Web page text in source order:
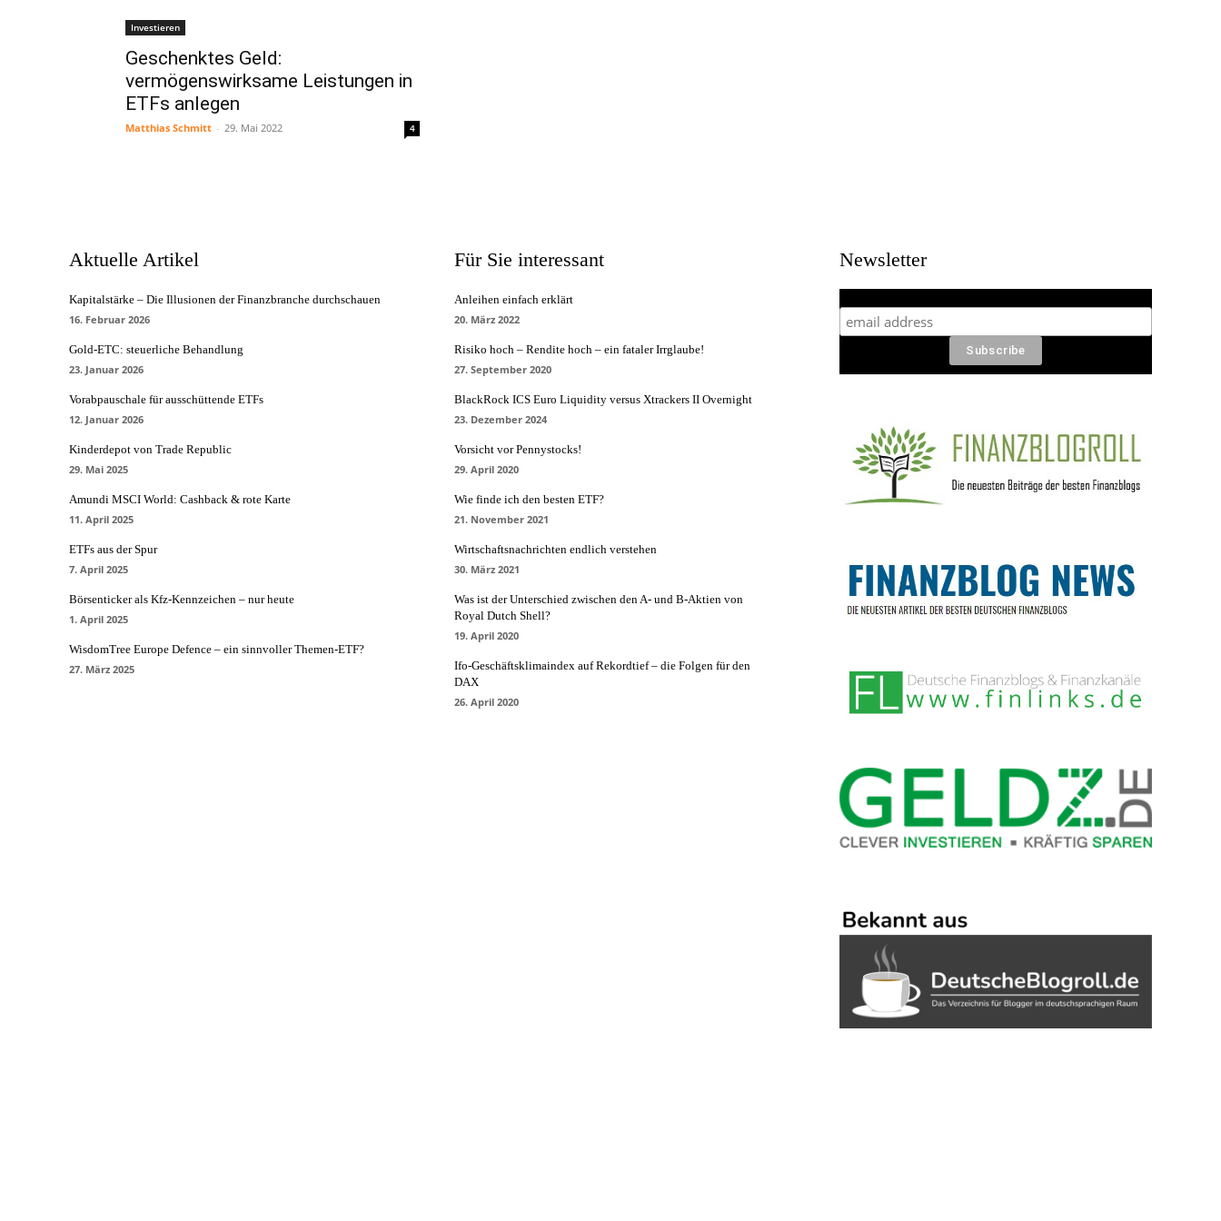
Investieren
Geschenktes Geld:
vermögenswirksame Leistungen in
ETFs anlegen
Matthias Schmitt - 29. Mai 2022 4
Aktuelle Artikel
Kapitalstärke – Die Illusionen der Finanzbranche durchschauen
16. Februar 2026
Gold-ETC: steuerliche Behandlung
23. Januar 2026
Vorabpauschale für ausschüttende ETFs
12. Januar 2026
Kinderdepot von Trade Republic
29. Mai 2025
Amundi MSCI World: Cashback & rote Karte
11. April 2025
ETFs aus der Spur
7. April 2025
Börsenticker als Kfz-Kennzeichen – nur heute
1. April 2025
WisdomTree Europe Defence – ein sinnvoller Themen-ETF?
27. März 2025
Für Sie interessant
Anleihen einfach erklärt
20. März 2022
Risiko hoch – Rendite hoch – ein fataler Irrglaube!
27. September 2020
BlackRock ICS Euro Liquidity versus Xtrackers II Overnight
23. Dezember 2024
Vorsicht vor Pennystocks!
29. April 2020
Wie finde ich den besten ETF?
21. November 2021
Wirtschaftsnachrichten endlich verstehen
30. März 2021
Was ist der Unterschied zwischen den A- und B-Aktien von
Royal Dutch Shell?
19. April 2020
Ifo-Geschäftsklimaindex auf Rekordtief – die Folgen für den
DAX
26. April 2020
Newsletter